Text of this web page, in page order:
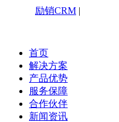
励销CRM |
首页
解决方案
产品优势
服务保障
合作伙伴
新闻资讯